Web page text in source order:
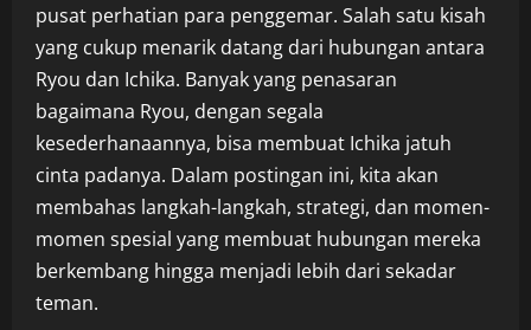
pusat perhatian para penggemar. Salah satu kisah
yang cukup menarik datang dari hubungan antara
Ryou dan Ichika. Banyak yang penasaran
bagaimana Ryou, dengan segala
kesederhanaannya, bisa membuat Ichika jatuh
cinta padanya. Dalam postingan ini, kita akan
membahas langkah-langkah, strategi, dan momen-
momen spesial yang membuat hubungan mereka
berkembang hingga menjadi lebih dari sekadar
teman.